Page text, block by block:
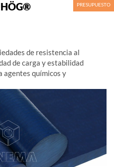
de resistencia al
de carga y estabilidad
agentes químicos y
PRESUPUESTO